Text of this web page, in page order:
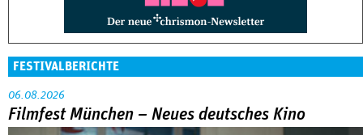
FESTIVALBERICHTE
06.08.2026
Filmfest München – Neues deutsches Kino